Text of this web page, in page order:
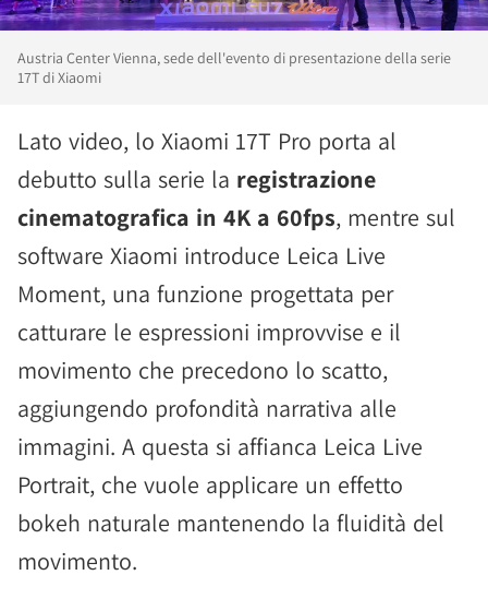
Austria Center Vienna, sede dell'evento di presentazione della serie
17T di Xiaomi
Lato video, lo Xiaomi 17T Pro porta al
debutto sulla serie la registrazione
cinematografica in 4K a 60fps, mentre sul
software Xiaomi introduce Leica Live
Moment, una funzione progettata per
catturare le espressioni improvvise e il
movimento che precedono lo scatto,
aggiungendo profondità narrativa alle
immagini. A questa si affianca Leica Live
Portrait, che vuole applicare un effetto
bokeh naturale mantenendo la fluidità del
movimento.